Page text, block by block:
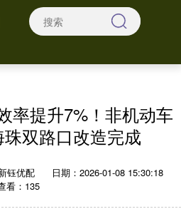
率提升7%！非机动车
双路口改造完成
钰优配
日期：2026-01-08 15:30:18
看：135